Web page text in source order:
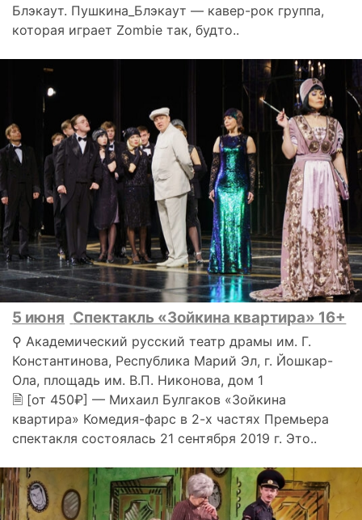
Блэкаут. Пушкина_Блэкаут — кавер-рок группа,
которая играет Zombie так, будто..
5 июня Спектакль «Зойкина квартира» 16+
⚲ Академический русский театр драмы им. Г.
Константинова, Республика Марий Эл, г. Йошкар-
Ола, площадь им. В.П. Никонова, дом 1
🗎 [от 450₽] — Михаил Булгаков «Зойкина
квартира» Комедия-фарс в 2-х частях Премьера
спектакля состоялась 21 сентября 2019 г. Это..